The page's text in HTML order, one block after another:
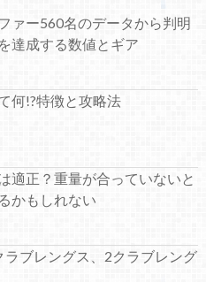
ァー560名のデータから判明
達成する数値とギア
何!?特徴と攻略法
適正？重量が合っていないと
かもしれない
ラブレングス、2クラブレング